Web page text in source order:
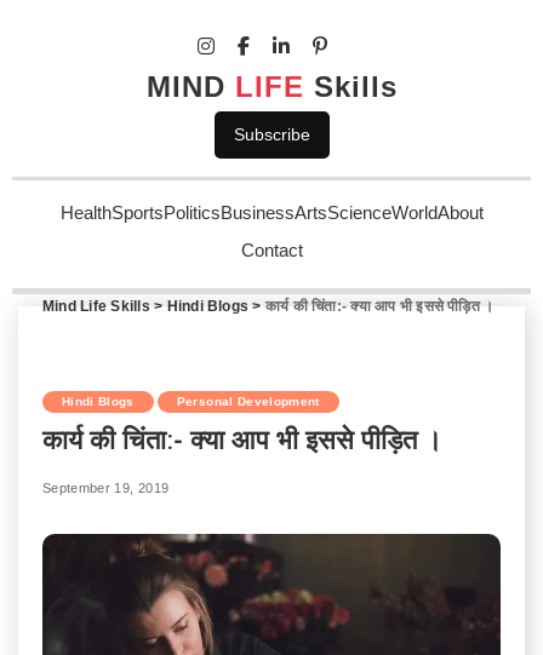
MIND LIFE Skills
Subscribe
HealthSportsPoliticsBusinessArtsScienceWorldAbout
Contact
Mind Life Skills > Hindi Blogs >कार्य की चिंता:- क्या आप भी इससे पीड़ित ।
Hindi Blogs Personal Development
कार्य की चिंता:- क्या आप भी इससे पीड़ित ।
September 19, 2019